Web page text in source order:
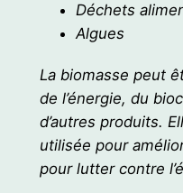
Déchets
Algues
La biomasse peut
de l’énergie, du
d’autres produits.
utilisée pour
pour lutter contre